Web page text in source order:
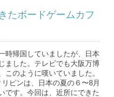
たボードゲームカフ
時帰国していましたが、日本
ました。テレビでも大阪万博
のように嘆いていました。
ピンは、日本の夏の６〜8月
です。今回は、近所にできた